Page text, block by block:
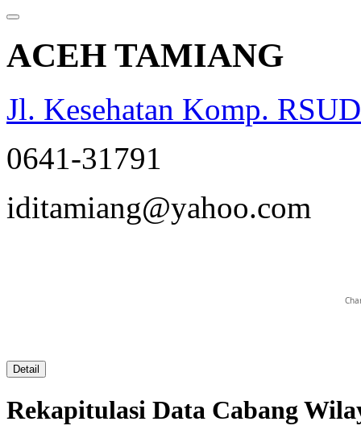
ACEH TAMIANG
Jl. Kesehatan Komp.
0641-31791
iditamiang@yahoo.com
Detail
Rekapitulasi Data Cabang